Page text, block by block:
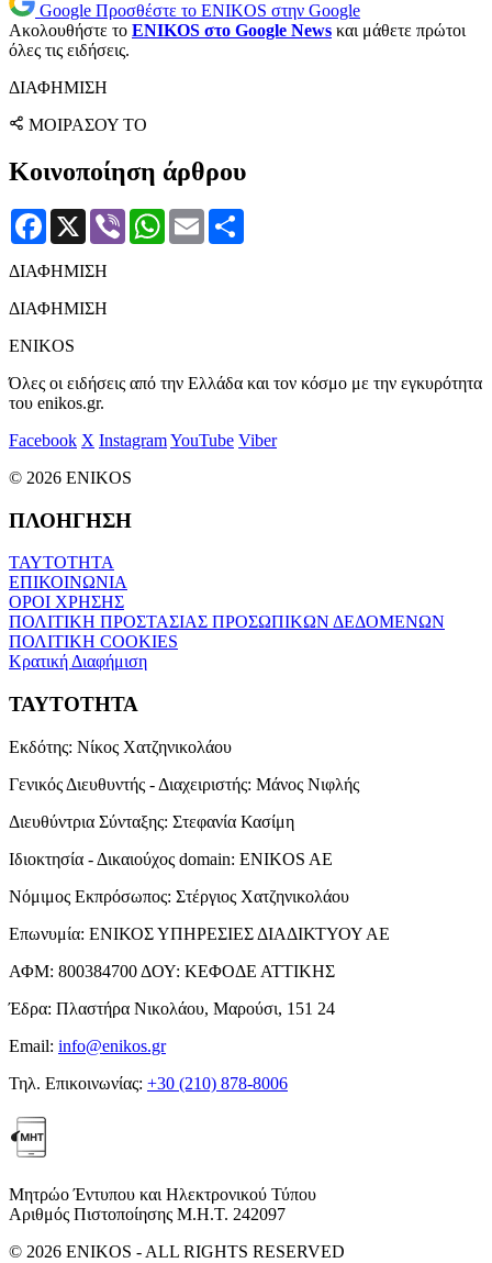
Google Προσθέστε το ENIKOS στην Google
Ακολουθήστε το ENIKOS στο Google News και μάθετε πρώτοι
όλες τις ειδήσεις.
ΔΙΑΦΗΜΙΣΗ
ΜΟΙΡΑΣΟΥ ΤΟ
Κοινοποίηση άρθρου
Facebook
X Viber WhatsApp
Email
ΔΙΑΦΗΜΙΣΗ
ΔΙΑΦΗΜΙΣΗ
ENIKOS
Όλες οι ειδήσεις από την Ελλάδα και τον κόσμο με την εγκυρότητα
του enikos.gr.
Facebook X InstagramYouTube Viber
© 2026 ENIKOS
ΠΛΟΗΓΗΣΗ
ΤΑΥΤΟΤΗΤΑ
ΕΠΙΚΟΙΝΩΝΙΑ
ΟΡΟΙ ΧΡΗΣΗΣ
ΠΟΛΙΤΙΚΗ ΠΡΟΣΤΑΣΙΑΣ ΠΡΟΣΩΠΙΚΩΝ ΔΕΔΟΜΕΝΩΝ
ΠΟΛΙΤΙΚΗ COOKIES
Κρατική Διαφήμιση
ΤΑΥΤΟΤΗΤΑ
Εκδότης: Νίκος Χατζηνικολάου
Γενικός Διευθυντής - Διαχειριστής: Μάνος Νιφλής
Διευθύντρια Σύνταξης: Στεφανία Κασίμη
Ιδιοκτησία - Δικαιούχος domain: ENIKOS AE
Νόμιμος Εκπρόσωπος: Στέργιος Χατζηνικολάου
Επωνυμία: ΕΝΙΚΟΣ ΥΠΗΡΕΣΙΕΣ ΔΙΑΔΙΚΤΥΟΥ ΑΕ
ΑΦΜ: 800384700 ΔΟΥ: ΚΕΦΟΔΕ ΑΤΤΙΚΗΣ
Έδρα: Πλαστήρα Νικολάου, Μαρούσι, 151 24
Email: info@enikos.gr
Τηλ. Επικοινωνίας: +30 (210) 878-8006
Μητρώο Έντυπου και Ηλεκτρονικού Τύπου
Αριθμός Πιστοποίησης Μ.Η.Τ. 242097
© 2026 ENIKOS - ALL RIGHTS RESERVED